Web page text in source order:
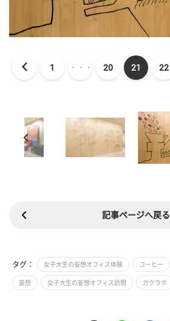
1 ・・・ 20 21 22
記事ページへ戻る
タグ： 女子大生の妄想オフィス体験 コーヒー
妄想 女子大生の妄想オフィス訪問 ガクラボ